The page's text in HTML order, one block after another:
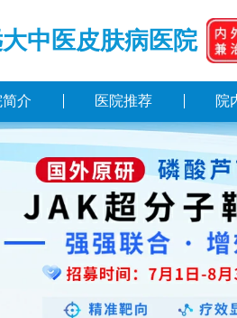
中医皮肤病医院
简介 医院推荐 院